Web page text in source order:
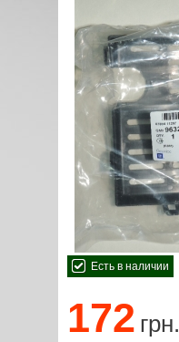
Есть в наличии
172 грн.